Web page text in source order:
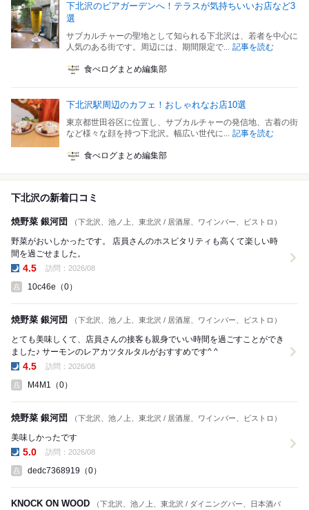
下北沢のビアガーデンへ！テラスが気持ちいいお店など3
選
サブカルチャーの聖地として知られる下北沢は、若者を中心に
人気のある街です。周辺には、期間限定で... 記事を読む
食べログまとめ編集部
下北沢駅周辺のカフェ！おしゃれなお店10選
東京都世田谷区に位置し、サブカルチャーの発信地、古着の街
など様々な顔を持つ下北沢。幅広い世代に... 記事を読む
食べログまとめ編集部
下北沢の新着口コミ
焼野菜 銀河団 （下北沢、池ノ上、東北沢 / 居酒屋、ワインバー、ビストロ）
野菜がおいしかったです。 店員さんのホスピタリティも高くて楽しい時
間を過ごせました。
4.5 訪問：2026/08
10c46e（0）
焼野菜 銀河団 （下北沢、池ノ上、東北沢 / 居酒屋、ワインバー、ビストロ）
とても美味しくて、店員さんの接客も親身でいい時間を過ごすことができ
ました♪ サーモンのレアカツタルタルがおすすめです^ ^
4.5 訪問：2026/08
M4M1（0）
焼野菜 銀河団 （下北沢、池ノ上、東北沢 / 居酒屋、ワインバー、ビストロ）
美味しかったです
5.0 訪問：2026/08
dedc7368919（0）
KNOCK ON WOOD
（下北沢、池ノ上、東北沢 / ダイニングバー、日本酒バ